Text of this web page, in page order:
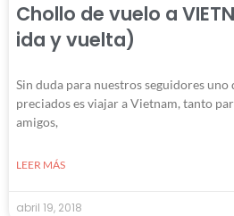
Chollo de vuelo a
ida y vuelta)
Sin duda para nuestros seguidores uno
preciados es viajar a Vietnam, tanto
amigos,
LEER MÁS
abril 19, 2018